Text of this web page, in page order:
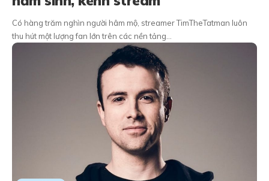
Có hàng trăm nghìn người hâm mộ, streamer TimTheTatman luôn
thu hút một lượng fan lớn trên các nền tảng…